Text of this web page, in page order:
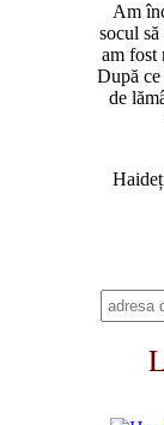
Am
socul
am fost
După
de